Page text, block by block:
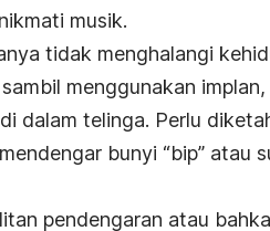
musik.
tidak menghalangi
menggunakan implan,
dalam telinga. Perlu
bunyi “bip” atau
pendengaran atau